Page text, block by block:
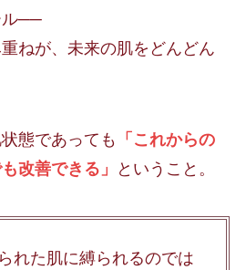
ル──
ねが、未来の肌をどんどん
態であっても
「これからの
改善できる」
ということ。
れた肌に縛られるのでは